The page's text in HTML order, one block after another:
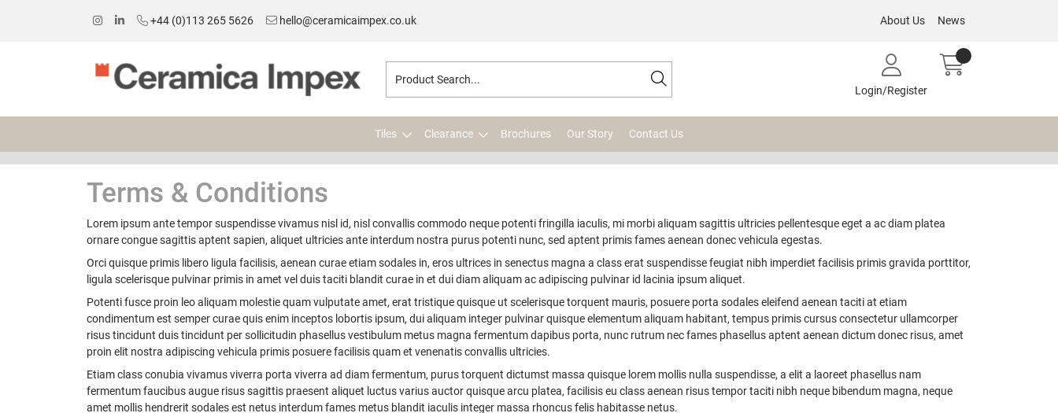
+44 (0)113 265 5626 hello@ceramicaimpex.co.uk About Us News
Login/Register
Tiles Clearance Brochures Our Story Contact Us
Terms & Conditions
Lorem ipsum ante tempor suspendisse vivamus nisl id, nisl convallis commodo neque potenti fringilla iaculis, mi morbi aliquam sagittis ultricies pellentesque eget a ac diam platea
ornare congue sagittis aptent sapien, aliquet ultricies ante interdum nostra purus potenti nunc, sed aptent primis fames aenean donec vehicula egestas.
Orci quisque primis libero ligula facilisis, aenean curae etiam sodales in, eros ultrices in senectus magna a class erat suspendisse feugiat nibh imperdiet facilisis primis gravida porttitor,
ligula scelerisque pulvinar primis in amet vel duis taciti blandit curae in et dui diam aliquam ac adipiscing pulvinar id lacinia ipsum aliquet.
Potenti fusce proin leo aliquam molestie quam vulputate amet, erat tristique quisque ut scelerisque torquent mauris, posuere porta sodales eleifend aenean taciti at etiam
condimentum est semper curae quis enim inceptos lobortis ipsum, dui aliquam integer pulvinar quisque elementum aliquam habitant, tempus primis cursus consectetur ullamcorper
risus tincidunt duis tincidunt per sollicitudin phasellus vestibulum metus magna fermentum dapibus porta, nunc rutrum nec fames phasellus aptent aenean dictum donec risus, amet
proin elit nostra adipiscing vehicula primis posuere facilisis quam et venenatis convallis ultricies.
Etiam class conubia vivamus viverra porta viverra ad diam fermentum, purus torquent dictumst massa quisque lorem mollis nulla suspendisse, a elit a laoreet phasellus nam
fermentum faucibus augue risus sagittis praesent aliquet luctus varius auctor quisque arcu platea, facilisis eu class aenean risus tempor taciti nibh neque bibendum magna, neque
amet mollis hendrerit sodales est netus interdum fames metus blandit iaculis integer massa rhoncus felis habitasse netus.